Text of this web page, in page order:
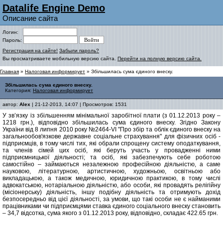
Datalife Engine Demo
Описание сайта
Логин:
Пароль:
Регистрация на сайте! Забыли пароль?
Вы просматриваете мобильную версию сайта. Перейти на полную версию сайта.
Главная » Налоговая информирует » Збільшилась сума єдиного внеску.
Збільшилась сума єдиного внеску.
Категория: Налоговая информирует
автор: Alex | 21-12-2013, 14:07 | Просмотров: 1531
У зв’язку із збільшенням мінімальної заробітної плати (з 01.12.2013 року –
1218 грн.), відповідно збільшилась сума єдиного внеску. Згідно Закону
України від 8 липня 2010 року №2464-VI "Про збір та облік єдиного внеску на
загальнообов'язкове державне соціальне страхування" для фізичних осіб -
підприємців, в тому числі тих, які обрали спрощену систему оподаткування,
та членів сімей цих осіб, які беруть участь у провадженні ними
підприємницької діяльності; та осіб, які забезпечують себе роботою
самостійно – займаються незалежною професійною діяльністю, а саме
науковою, літературною, артистичною, художньою, освітньою або
викладацькою, а також медичною, юридичною практикою, в тому числі
адвокатською, нотаріальною діяльністю, або особи, які провадять релігійну
(місіонерську) діяльність, іншу подібну діяльність та отримують дохід
безпосередньо від цієї діяльності, за умови, що такі особи не є найманими
працівниками чи підприємцями ставка єдиного соціального внеску становить
– 34,7 відсотка, сума якого з 01.12.2013 року, відповідно, складає 422.65 грн.